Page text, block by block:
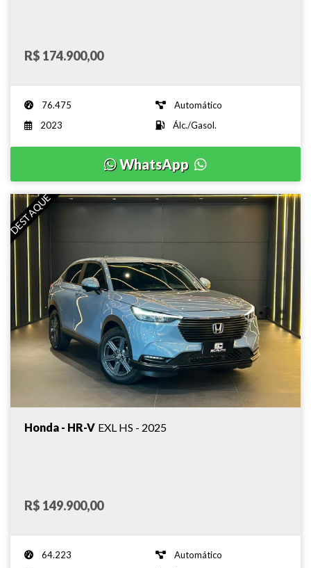
R$ 174.900,00
76.475
Automático
2023
Álc./Gasol.
WhatsApp
DESTAQUE
Honda - HR-V EXL HS - 2025
R$ 149.900,00
64.223
Automático